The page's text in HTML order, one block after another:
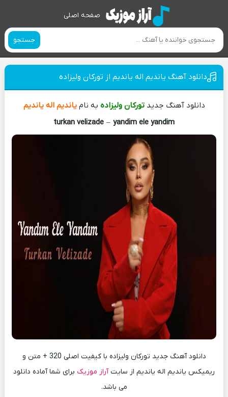
صفحه اصلی
جستجو
دانلود آهنگ یاندیم اله یاندیم از تورکان ولیزاده
دانلود آهنگ جدیدتورکان ولیزاده به نامیاندیم اله یاندیم
turkan velizade – yandim ele yandim
دانلود آهنگ جدید تورکان ولیزاده با کیفیت اصلی 320 + متن و
ریمیکس یاندیم اله یاندیم از سایتآراز موزیک برای شما آماده دانلود
می باشد.